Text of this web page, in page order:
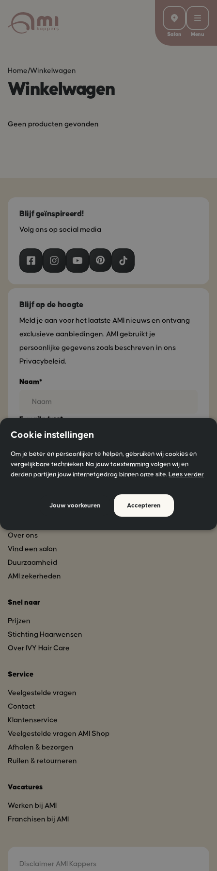
Salon Menu
Home/Winkelwagen
Winkelwagen
Geen producten gevonden
Blijf geïnspireerd!
Volg ons op social media
Blijf op de hoogte
Meld je aan voor het laatste AMI nieuws en ontvang
exclusieve aanbiedingen. AMI gebruikt je
persoonlijke gegevens zoals beschreven in ons
Privacybeleid.
Naam*
E-mailadres*
Over ons
Vind een salon
Duurzaamheid
AMI zekerheden
Snel naar
Prijzen
Stichting Haarwensen
Over IVY Hair Care
Service
Veelgestelde vragen
Contact
Klantenservice
Veelgestelde vragen AMI Shop
Afhalen & bezorgen
Ruilen & retourneren
Vacatures
Werken bij AMI
Franchisen bij AMI
Disclaimer AMI Kappers
Cookie instellingen
Om je beter en persoonlijker te helpen, gebruiken wij cookies en
vergelijkbare technieken. Na jouw toestemming volgen wij en
derden partijen jouw internetgedrag binnen onze site. Lees verder
Accepteren
Jouw voorkeuren